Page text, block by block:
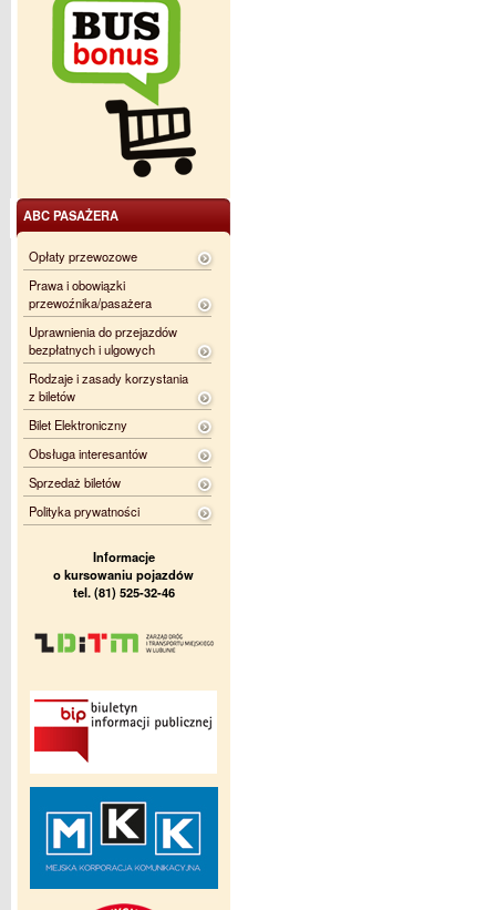
ABC PASAŻERA
Opłaty przewozowe
Prawa i obowiązki
przewoźnika/pasażera
Uprawnienia do przejazdów
bezpłatnych i ulgowych
Rodzaje i zasady korzystania
z biletów
Bilet Elektroniczny
Obsługa interesantów
Sprzedaż biletów
Polityka prywatności
Informacje
o kursowaniu pojazdów
tel. (81) 525-32-46